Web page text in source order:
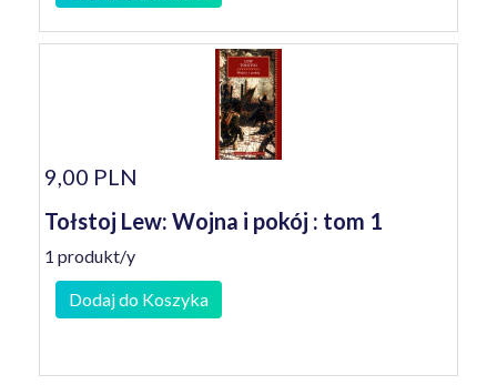
9,00 PLN
Tołstoj Lew: Wojna i pokój : tom 1
1 produkt/y
Dodaj do Koszyka